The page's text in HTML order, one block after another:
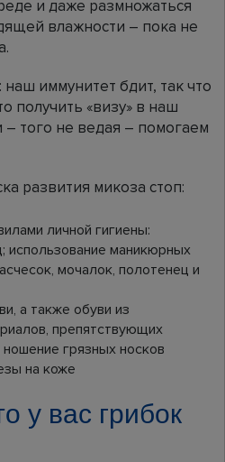
и даже размножаться
влажности – пока не
иммунитет бдит, так что
получить «визу» в наш
того не ведая – помогаем
развития микоза стоп:
личной гигиены:
использование маникюрных
мочалок, полотенец и
а также обуви из
препятствующих
грязных носков
на коже
у вас грибок